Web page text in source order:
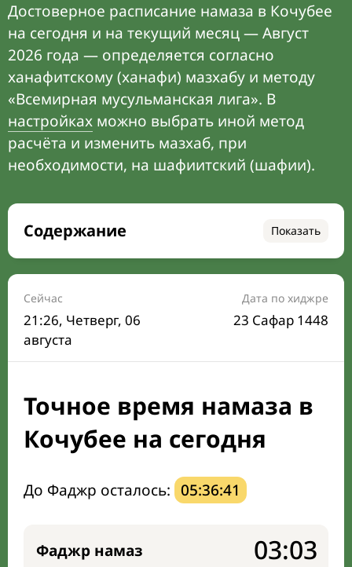
Достоверное расписание намаза в Кочубее
на сегодня и на текущий месяц — Август
2026 года — определяется согласно
ханафитскому (ханафи) мазхабу и методу
«Всемирная мусульманская лига». В
настройках можно выбрать иной метод
расчёта и изменить мазхаб, при
необходимости, на шафиитский (шафии).
Содержание Показать
Время намаза на сегодня
Расписание на месяц
Время Сухура и Ифтара на сегодня
Календарь рамадана
Мечети и молельные комнаты
Направление киблы
Сейчас
21:26, Четверг, 06
августа
Дата по хиджре
23 Сафар 1448
Точное время намаза в
Кочубее на сегодня
До Фаджр осталось: 05:36:40
Фаджр намаз 03:03